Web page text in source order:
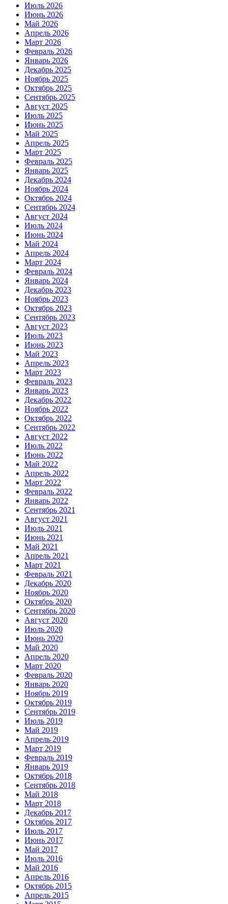
Июль 2026
Июнь 2026
Май 2026
Апрель 2026
Март 2026
Февраль 2026
Январь 2026
Декабрь 2025
Ноябрь 2025
Октябрь 2025
Сентябрь 2025
Август 2025
Июль 2025
Июнь 2025
Май 2025
Апрель 2025
Март 2025
Февраль 2025
Январь 2025
Декабрь 2024
Ноябрь 2024
Октябрь 2024
Сентябрь 2024
Август 2024
Июль 2024
Июнь 2024
Май 2024
Апрель 2024
Март 2024
Февраль 2024
Январь 2024
Декабрь 2023
Ноябрь 2023
Октябрь 2023
Сентябрь 2023
Август 2023
Июль 2023
Июнь 2023
Май 2023
Апрель 2023
Март 2023
Февраль 2023
Январь 2023
Декабрь 2022
Ноябрь 2022
Октябрь 2022
Сентябрь 2022
Август 2022
Июль 2022
Июнь 2022
Май 2022
Апрель 2022
Март 2022
Февраль 2022
Январь 2022
Сентябрь 2021
Август 2021
Июль 2021
Июнь 2021
Май 2021
Апрель 2021
Март 2021
Февраль 2021
Декабрь 2020
Ноябрь 2020
Октябрь 2020
Сентябрь 2020
Август 2020
Июль 2020
Июнь 2020
Май 2020
Апрель 2020
Март 2020
Февраль 2020
Январь 2020
Ноябрь 2019
Октябрь 2019
Сентябрь 2019
Июль 2019
Май 2019
Апрель 2019
Март 2019
Февраль 2019
Январь 2019
Октябрь 2018
Сентябрь 2018
Май 2018
Март 2018
Декабрь 2017
Октябрь 2017
Июль 2017
Июнь 2017
Май 2017
Июль 2016
Май 2016
Апрель 2016
Октябрь 2015
Апрель 2015